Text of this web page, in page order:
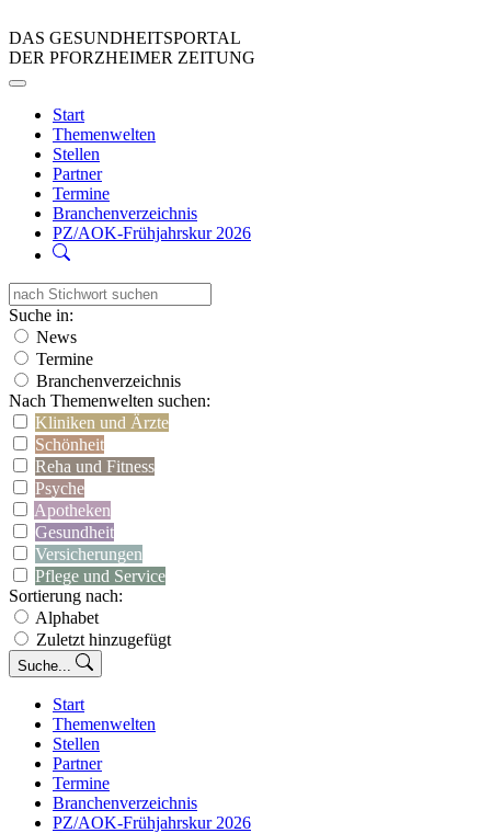
DAS GESUNDHEITSPORTAL
DER PFORZHEIMER ZEITUNG
Start
Themenwelten
Stellen
Partner
Termine
Branchenverzeichnis
PZ/AOK-Frühjahrskur 2026
Suche in:
News
Termine
Branchenverzeichnis
Nach Themenwelten suchen:
Kliniken und Ärzte
Schönheit
Reha und Fitness
Psyche
Apotheken
Gesundheit
Versicherungen
Pflege und Service
Sortierung nach:
Alphabet
Zuletzt hinzugefügt
Suche...
Start
Themenwelten
Stellen
Partner
Termine
Branchenverzeichnis
PZ/AOK-Frühjahrskur 2026